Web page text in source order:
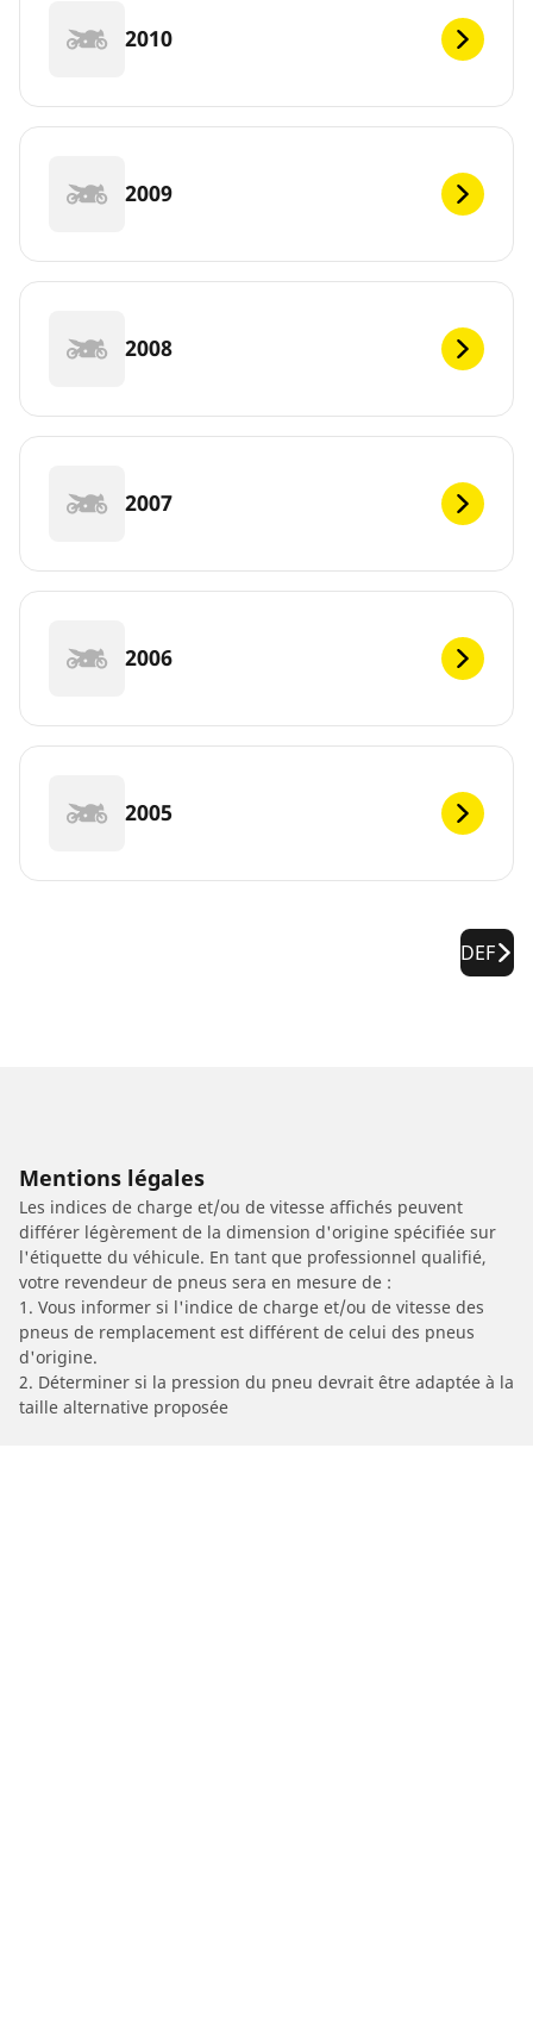
2010
2009
2008
2007
2006
2005
DEF
Mentions légales
Les indices de charge et/ou de vitesse affichés peuvent
différer légèrement de la dimension d'origine spécifiée sur
l'étiquette du véhicule. En tant que professionnel qualifié,
votre revendeur de pneus sera en mesure de :
1. Vous informer si l'indice de charge et/ou de vitesse des
pneus de remplacement est différent de celui des pneus
d'origine.
2. Déterminer si la pression du pneu devrait être adaptée à la
taille alternative proposée